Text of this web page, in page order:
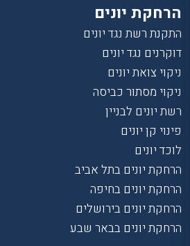
הרחקת יונים
התקנת רשת נגד יונים
דוקרנים נגד יונים
ניקוי צואת יונים
ניקוי מסתור כביסה
רשת יונים לבניין
פינוי קן יונים
לוכד יונים
הרחקת יונים בתל אביב
הרחקת יונים בחיפה
הרחקת יונים בירושלים
הרחקת יונים בבאר שבע